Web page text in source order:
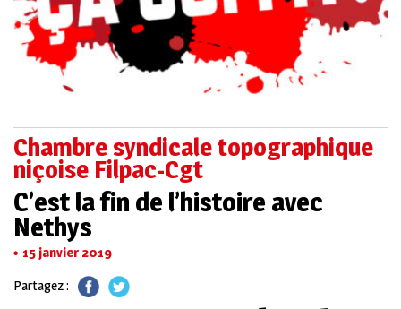
Chambre syndicale topographique
niçoise Filpac-Cgt
C’est la fin de l’histoire avec
Nethys
15 janvier 2019
Partagez :